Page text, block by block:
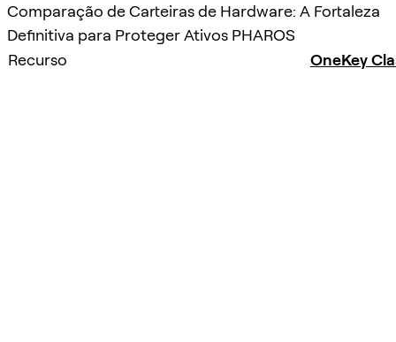
Comparação de Carteiras de Hardware: A Fortaleza
Definitiva para Proteger Ativos PHAROS
Recurso
OneKey